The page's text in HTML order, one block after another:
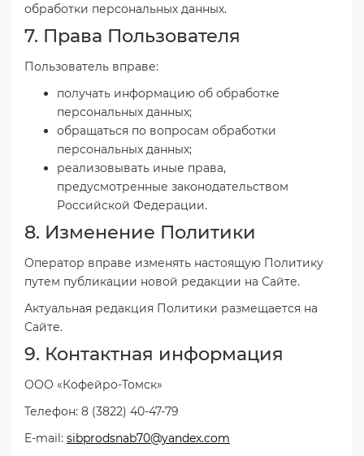
обработки персональных данных.
7. Права Пользователя
Пользователь вправе:
получать информацию об обработке
персональных данных;
обращаться по вопросам обработки
персональных данных;
реализовывать иные права,
предусмотренные законодательством
Российской Федерации.
8. Изменение Политики
Оператор вправе изменять настоящую Политику
путем публикации новой редакции на Сайте.
Актуальная редакция Политики размещается на
Сайте.
9. Контактная информация
ООО «Кофейро-Томск»
Телефон: 8 (3822) 40-47-79
E-mail: sibprodsnab70@yandex.com